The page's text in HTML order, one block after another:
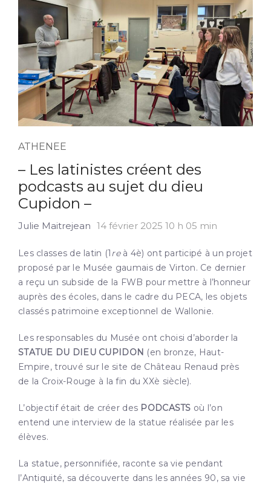
ATHENEE
– Les latinistes créent des
podcasts au sujet du dieu
Cupidon –
Julie Maitrejean 14 février 2025 10 h 05 min
Les classes de latin (1reà 4è) ont participé à un projet
proposé par le Musée gaumais de Virton. Ce dernier
a reçu un subside de la FWB pour mettre à l’honneur
auprès des écoles, dans le cadre du PECA, les objets
classés patrimoine exceptionnel de Wallonie.
Les responsables du Musée ont choisi d’aborder la
STATUE DU DIEU CUPIDON (en bronze, Haut-
Empire, trouvé sur le site de Château Renaud près
de la Croix-Rouge à la fin du XXè siècle).
L’objectif était de créer des PODCASTS où l’on
entend une interview de la statue réalisée par les
élèves.
La statue, personnifiée, raconte sa vie pendant
l’Antiquité, sa découverte dans les années 90, sa vie